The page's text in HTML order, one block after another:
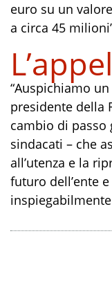
euro su un
a circa 45
“Auspichiamo
presidente della
cambio di passo
sindacati – che
all’utenza e la
futuro dell’ente